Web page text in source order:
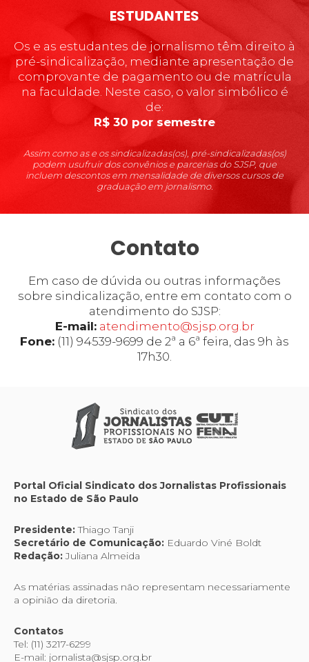
ESTUDANTES
Os e as estudantes de jornalismo têm direito à
pré-sindicalização, mediante apresentação de
comprovante de pagamento ou de matrícula
na faculdade. Neste caso, o valor simbólico é
de:
R$ 30 por semestre
Assim como as e os sindicalizadas(os), pré-sindicalizadas(os)
podem usufruir dos convênios e parcerias do SJSP, que
incluem descontos em mensalidade de diversos cursos de
graduação em jornalismo.
Contato
Em caso de dúvida ou outras informações
sobre sindicalização, entre em contato com o
atendimento do SJSP:
E-mail: atendimento@sjsp.org.br
Fone: (11) 94539-9699 de 2ª a 6ª feira, das 9h às
17h30.
Portal Oficial Sindicato dos Jornalistas Profissionais
no Estado de São Paulo
Presidente:Thiago Tanji
Secretário de Comunicação: Eduardo Viné Boldt
Redação:Juliana Almeida
As matérias assinadas não representam necessariamente
a opinião da diretoria.
Contatos
Tel: (11) 3217-6299
E-mail: jornalista@sjsp.org.br